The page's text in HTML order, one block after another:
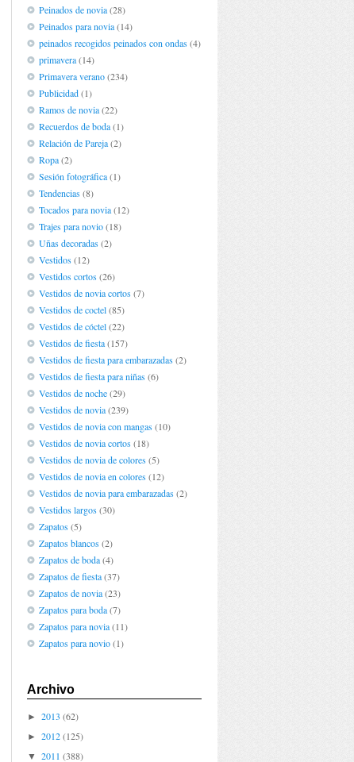
Peinados de novia(28)
Peinados para novia(14)
peinados recogidos peinados con ondas(4)
primavera(14)
Primavera verano(234)
Publicidad(1)
Ramos de novia(22)
Recuerdos de boda(1)
Relación de Pareja(2)
Ropa(2)
Sesión fotográfica(1)
Tendencias(8)
Tocados para novia(12)
Trajes para novio(18)
Uñas decoradas(2)
Vestidos(12)
Vestidos cortos(26)
Vestidos de novia cortos(7)
Vestidos de coctel(85)
Vestidos de cóctel(22)
Vestidos de fiesta(157)
Vestidos de fiesta para embarazadas(2)
Vestidos de fiesta para niñas(6)
Vestidos de noche(29)
Vestidos de novia(239)
Vestidos de novia con mangas(10)
Vestidos de novia cortos(18)
Vestidos de novia de colores(5)
Vestidos de novia en colores(12)
Vestidos de novia para embarazadas(2)
Vestidos largos(30)
Zapatos(5)
Zapatos blancos(2)
Zapatos de boda(4)
Zapatos de fiesta(37)
Zapatos de novia(23)
Zapatos para boda(7)
Zapatos para novia(11)
Zapatos para novio(1)
Archivo
► 2013 (62)
► 2012(125)
▼ 2011 (388)